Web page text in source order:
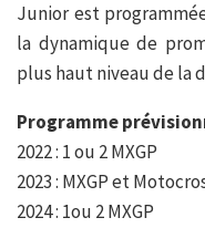
Junior est
la dynamique de
plus haut niveau de la
Programme
2022 : 1 ou 2 MXGP
2023 : MXGP et
2024 : 1ou 2 MXGP